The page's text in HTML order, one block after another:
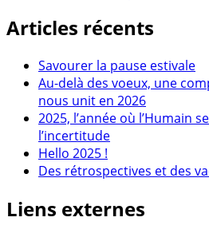
Articles récents
Savourer la pause estivale
Au-delà des voeux, une
nous unit en 2026
2025, l’année où l’Humain
l’incertitude
Hello 2025 !
Des rétrospectives et des
Liens externes